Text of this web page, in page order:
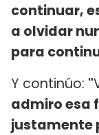
continuar,
a olvidar
para
Y continúo: "
admiro esa
justamente